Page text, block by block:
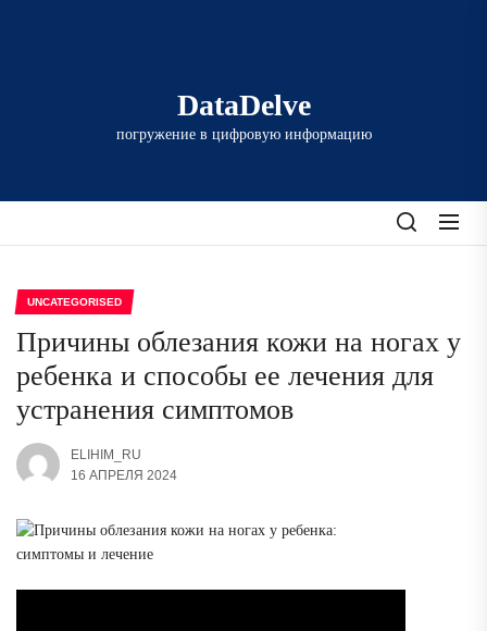
DataDelve
погружение в цифровую информацию
UNCATEGORISED
Причины облезания кожи на ногах у
ребенка и способы ее лечения для
устранения симптомов
ELIHIM_RU
16 АПРЕЛЯ 2024